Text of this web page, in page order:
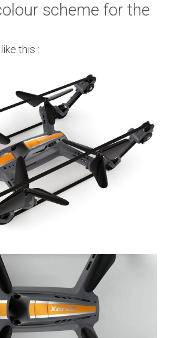
scheme for the
this :